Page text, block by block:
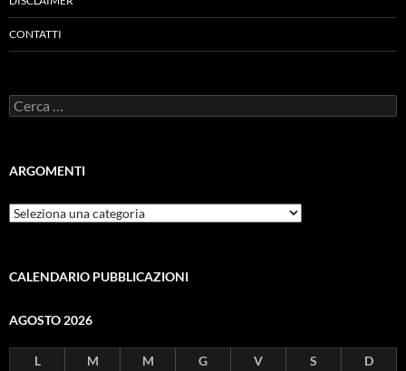
CONTATTI
Ricerca
per:
ARGOMENTI
ARGOMENTI
CALENDARIO PUBBLICAZIONI
AGOSTO 2026
L M M G V S
D